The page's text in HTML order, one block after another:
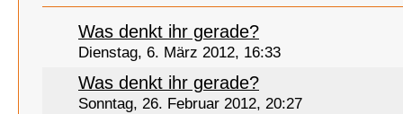
Was denkt ihr gerade?
Dienstag, 6. März 2012, 16:33
Was denkt ihr gerade?
Sonntag, 26. Februar 2012, 20:27